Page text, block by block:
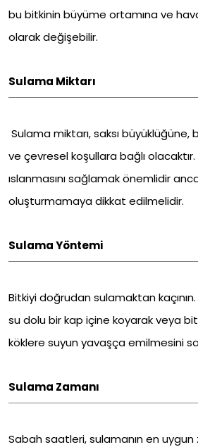
bu bitkinin büyüme ortamına ve
olarak değişebilir.
Sulama Miktarı
Sulama miktarı, saksı büyüklüğüne,
ve çevresel koşullara bağlı
ıslanmasını sağlamak önemlidir
oluşturmamaya dikkat edilmelidir.
Sulama Yöntemi
Bitkiyi doğrudan sulamaktan kaçının.
su dolu bir kap içine koyarak veya
köklere suyun yavaşça emilmesini
Sulama Zamanı
Sabah saatleri, sulamanın en uygun